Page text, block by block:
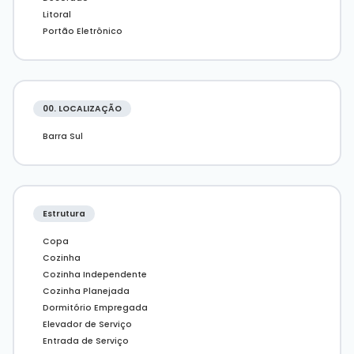
Elevador de serviço e social
Para mais informações, contate a
Litoral
Portão Eletrônico
00. LOCALIZAÇÃO
Barra Sul
Estrutura
Copa
Cozinha
Cozinha Independente
Cozinha Planejada
Dormitório Empregada
Elevador de Serviço
Entrada de Serviço